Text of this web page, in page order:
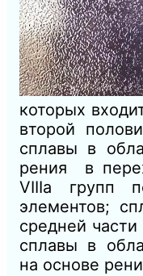
которых
второй
сплавы в
рения в
VIIIa групп
элементов;
средней
сплавы в
на основе